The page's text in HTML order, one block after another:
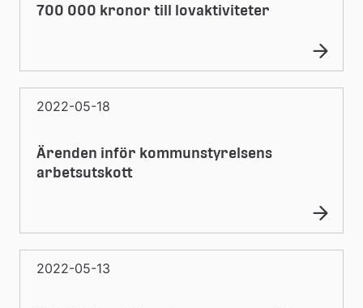
700 000 kronor till lovaktiviteter
2022-05-18
Ärenden inför kommunstyrelsens
arbetsutskott
2022-05-13